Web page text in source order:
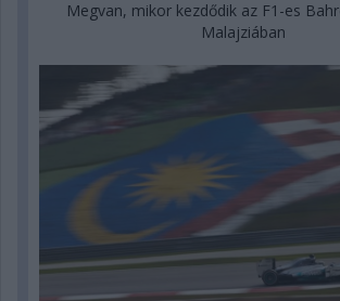
Megvan, mikor kezdődik az F1-es
Malajziában